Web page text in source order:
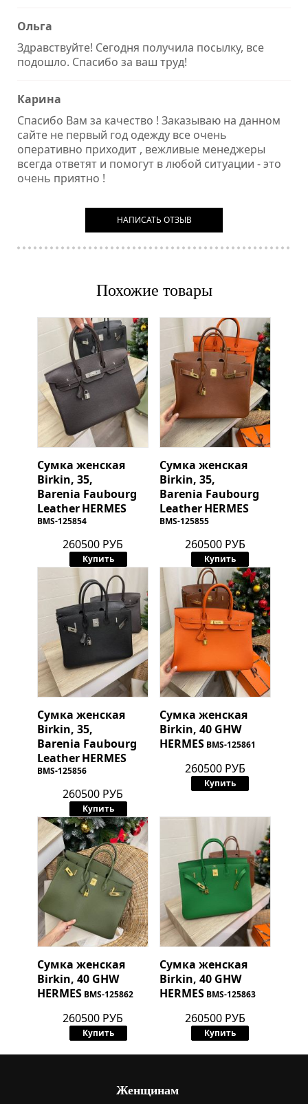
Ольга
Здравствуйте! Сегодня получила посылку, все
подошло. Спасибо за ваш труд!
Карина
Спасибо Вам за качество ! Заказываю на данном
сайте не первый год одежду все очень
оперативно приходит , вежливые менеджеры
всегда ответят и помогут в любой ситуации - это
очень приятно !
НАПИСАТЬ ОТЗЫВ
Похожие товары
Сумка женская
Birkin, 35,
Barenia Faubourg
LeatherHERMES
BMS-125854
260500 РУБ
Купить
Сумка женская
Birkin, 35,
Barenia Faubourg
Leather HERMES
BMS-125855
260500 РУБ
Купить
Сумка женская
Birkin, 35,
Barenia Faubourg
LeatherHERMES
BMS-125856
260500 РУБ
Купить
Сумка женская
Birkin, 40 GHW
HERMES BMS-125861
260500 РУБ
Купить
Сумка женская
Birkin, 40 GHW
HERMES BMS-125862
260500 РУБ
Купить
Сумка женская
Birkin, 40 GHW
HERMES BMS-125863
260500 РУБ
Купить
Женщинам